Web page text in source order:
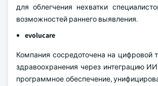
для облегчения нехватки
возможностей раннего выявления.
evolucare
Компания сосредоточена на цифровой
здравоохранения через интеграцию
программное обеспечение,